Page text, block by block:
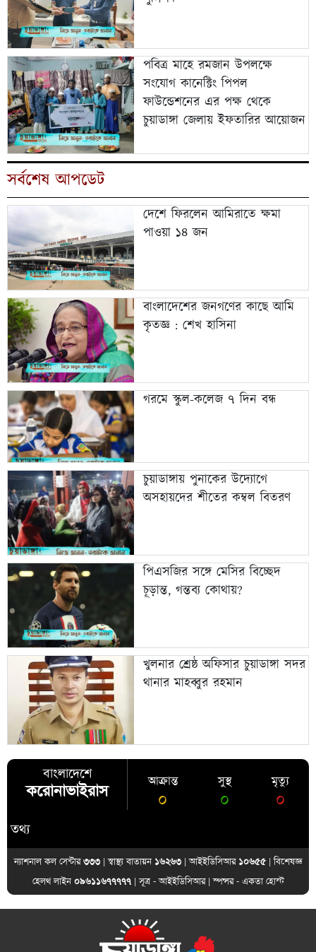
পবিত্র মাহে রমজান উপলক্ষে
সংযোগ কানেক্টিং পিপল
ফাউন্ডেশনের এর পক্ষ থেকে
চুয়াডাঙ্গা জেলায় ইফতারির আয়োজন
সর্বশেষ আপডেট
দেশে ফিরলেন আমিরাতে ক্ষমা
পাওয়া ১৪ জন
বাংলাদেশের জনগণের কাছে আমি
কৃতজ্ঞ : শেখ হাসিনা
গরমে স্কুল-কলেজ ৭ দিন বন্ধ
চুয়াডাঙ্গায় পুনাকের উদ্যোগে
অসহায়দের শীতের কম্বল বিতরণ
পিএসজির সঙ্গে মেসির বিচ্ছেদ
চূড়ান্ত, গন্তব্য কোথায়?
খুলনার শ্রেষ্ঠ অফিসার চুয়াডাঙ্গা সদর
থানার মাহব্বুর রহমান
বাংলাদেশে
করোনাভাইরাস
আক্রান্ত
০
সুস্থ
০
মৃত্যু
০
ন্যাশনাল কল সেন্টার৩৩৩ | স্বাস্থ্য বাতায়ন ১৬২৬৩ | আইইডিসিআর ১০৬৫৫| বিশেষজ্ঞ
হেলথ লাইন ০৯৬১১৬৭৭৭৭৭| সূত্র -আইইডিসিআর| স্পন্সর - একতা হোস্ট